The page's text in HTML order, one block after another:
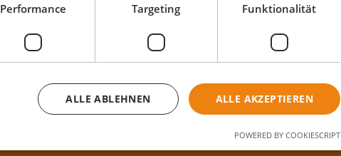
Vollzeit (40h)
Performance Targeting Funktionalität
ALLE AKZEPTIEREN
ALLE ABLEHNEN
POWERED BY COOKIESCRIPT